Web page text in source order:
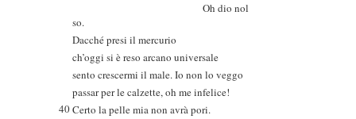
Oh dio nol
so.
Dacché presi il mercurio
ch’oggi si è reso arcano universale
sento crescermi il male. Io non lo veggo
passar per le calzette, oh me infelice!
40Certo la pelle mia non avrà pori.